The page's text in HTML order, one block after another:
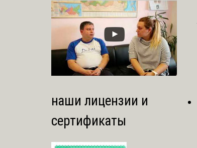
наши лицензии и
сертификаты